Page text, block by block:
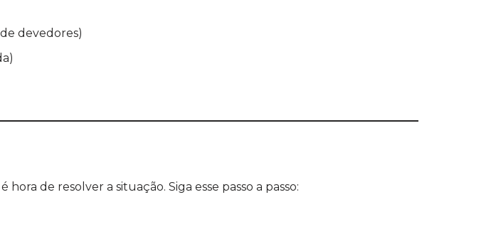
devedores)
de resolver a situação. Siga esse passo a passo: